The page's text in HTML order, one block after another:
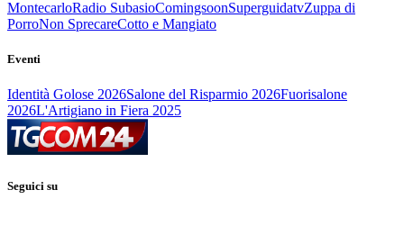
MontecarloRadio SubasioComingsoonSuperguidatvZuppa di
PorroNon SprecareCotto e Mangiato
Eventi
Identità Golose 2026Salone del Risparmio 2026Fuorisalone
2026L'Artigiano in Fiera 2025
Seguici su